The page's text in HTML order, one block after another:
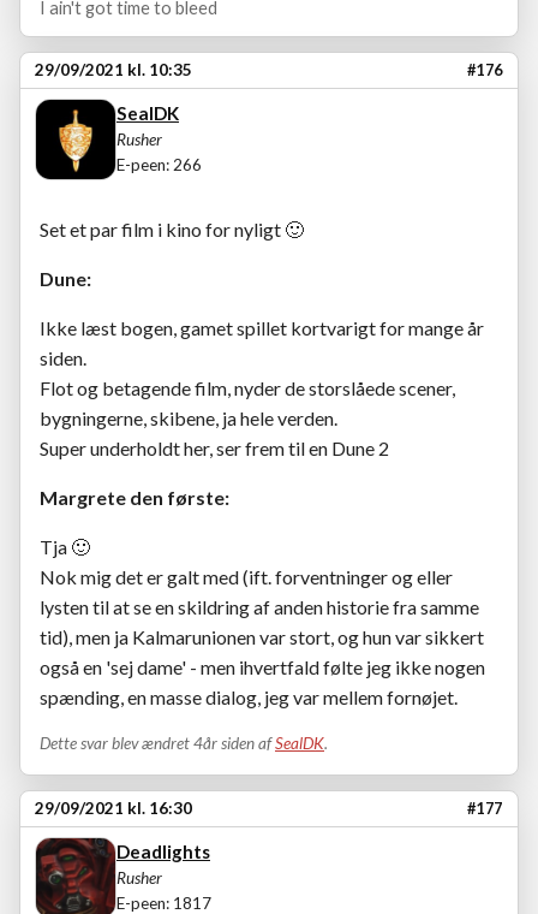
I ain't got time to bleed
29/09/2021 kl. 10:35 #176
SealDK
Rusher
E-peen: 266
Set et par film i kino for nyligt 🙂
Dune:
Ikke læst bogen, gamet spillet kortvarigt for mange år
siden.
Flot og betagende film, nyder de storslåede scener,
bygningerne, skibene, ja hele verden.
Super underholdt her, ser frem til en Dune 2
Margrete den første:
Tja 🙂
Nok mig det er galt med (ift. forventninger og eller
lysten til at se en skildring af anden historie fra samme
tid), men ja Kalmarunionen var stort, og hun var sikkert
også en 'sej dame' - men ihvertfald følte jeg ikke nogen
spænding, en masse dialog, jeg var mellem fornøjet.
Dette svar blev ændret 4år siden afSealDK.
29/09/2021 kl. 16:30 #177
Deadlights
Rusher
E-peen: 1817